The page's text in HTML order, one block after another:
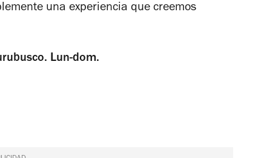
una experiencia que creemos
Lun-dom.